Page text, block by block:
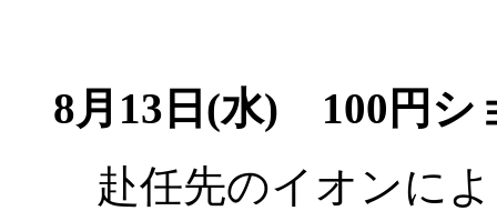
8月13日(水) 100円シ
赴任先のイオンに